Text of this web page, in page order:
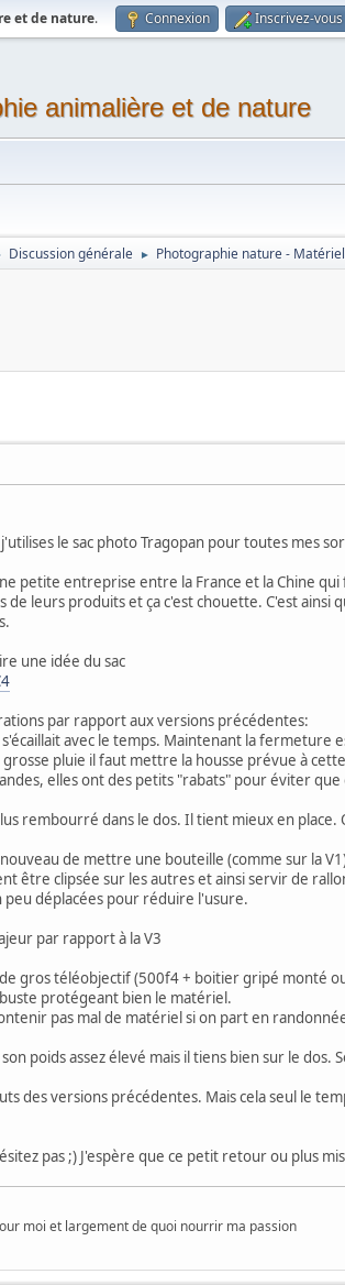
et de nature. Connexion Inscrivez-vous
animalière et de nature
Discussion générale ► Photographie nature -
le sac photo Tragopan pour toutes mes
petite entreprise entre la France et la Chine
de leurs produits et ça c'est chouette. C'est
une idée du sac
par rapport aux versions précédentes:
avec le temps. Maintenant la
grosse pluie il faut mettre la housse prévue à
elles ont des petits "rabats" pour éviter
rembourré dans le dos. Il tient mieux en
de mettre une bouteille (comme sur la
être clipsée sur les autres et ainsi servir de
déplacées pour réduire l'usure.
par rapport à la V3
gros téléobjectif (500f4 + boitier gripé monté
protégeant bien le matériel.
pas mal de matériel si on part en
poids assez élevé mais il tiens bien sur le
des versions précédentes. Mais cela seul le
pas ;) J'espère que ce petit retour ou plus
moi et largement de quoi nourrir ma passion